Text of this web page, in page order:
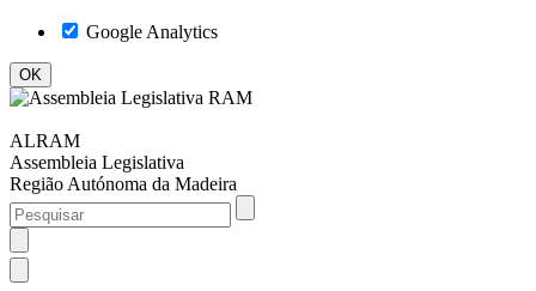
Google Analytics
ALRAM
Assembleia Legislativa
Região Autónoma da Madeira